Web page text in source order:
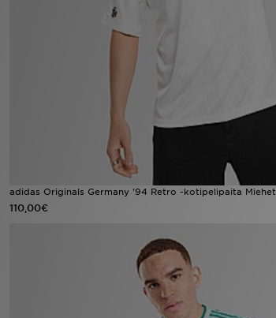
adidas Originals Germany '94 Retro -kotipelipaita Miehet
110,00€
Asiakaspalvelu ja tietoa